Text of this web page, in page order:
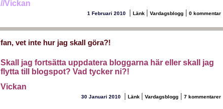
//Vickan
1 Februari 2010 | Länk | Vardagsblogg | 0 kommentar
fan, vet inte hur jag skall göra?!
Skall jag fortsätta uppdatera bloggarna här eller skall jag
flytta till blogspot? Vad tycker ni?!
Vickan
30 Januari 2010 | Länk | Vardagsblogg | 7 kommentarer